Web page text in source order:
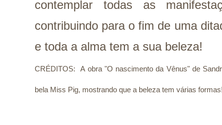
contemplar todas as
contribuindo para o fim de uma
e toda a alma tem a sua beleza!
CRÉDITOS: A obra "O nascimento da Vênus" de
bela Miss Pig, mostrando que a beleza tem várias